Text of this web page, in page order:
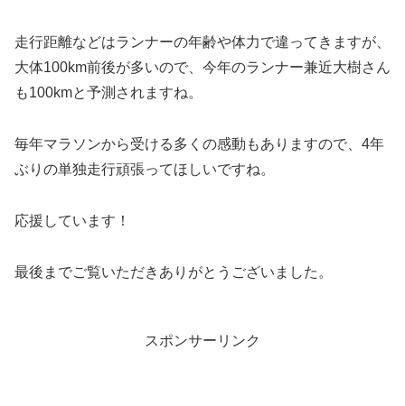
走行距離などはランナーの年齢や体力で違ってきますが、
大体100km前後が多いので、今年のランナー兼近大樹さん
も100kmと予測されますね。
毎年マラソンから受ける多くの感動もありますので、4年
ぶりの単独走行頑張ってほしいですね。
応援しています！
最後までご覧いただきありがとうございました。
スポンサーリンク